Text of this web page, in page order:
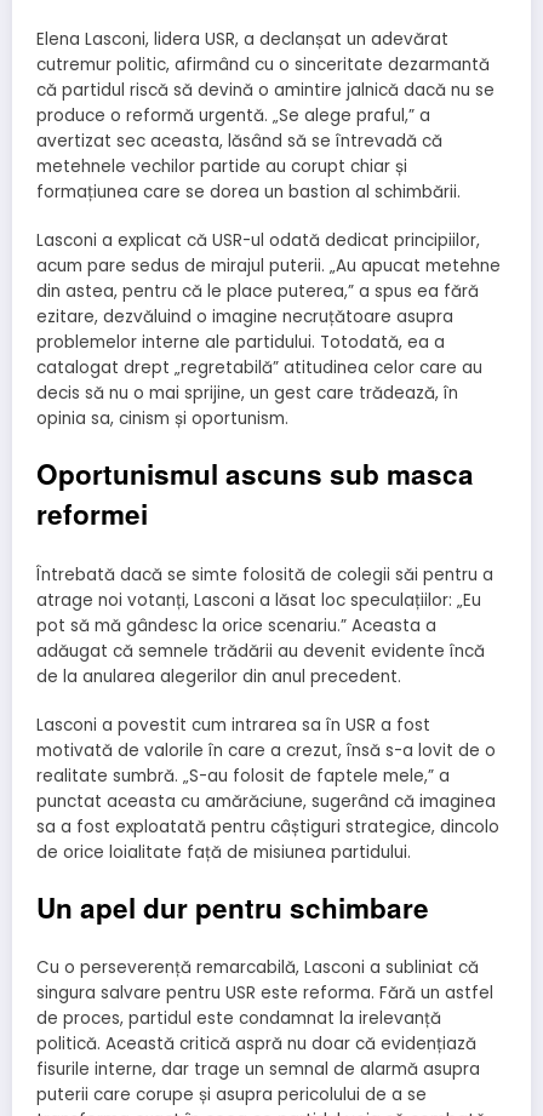
Elena Lasconi, lidera USR, a declanșat un adevărat
cutremur politic, afirmând cu o sinceritate dezarmantă
că partidul riscă să devină o amintire jalnică dacă nu se
produce o reformă urgentă. „Se alege praful,” a
avertizat sec aceasta, lăsând să se întrevadă că
metehnele vechilor partide au corupt chiar și
formațiunea care se dorea un bastion al schimbării.
Lasconi a explicat că USR-ul odată dedicat principiilor,
acum pare sedus de mirajul puterii. „Au apucat metehne
din astea, pentru că le place puterea,” a spus ea fără
ezitare, dezvăluind o imagine necruțătoare asupra
problemelor interne ale partidului. Totodată, ea a
catalogat drept „regretabilă” atitudinea celor care au
decis să nu o mai sprijine, un gest care trădează, în
opinia sa, cinism și oportunism.
Oportunismul ascuns sub masca
reformei
Întrebată dacă se simte folosită de colegii săi pentru a
atrage noi votanți, Lasconi a lăsat loc speculațiilor: „Eu
pot să mă gândesc la orice scenariu.” Aceasta a
adăugat că semnele trădării au devenit evidente încă
de la anularea alegerilor din anul precedent.
Lasconi a povestit cum intrarea sa în USR a fost
motivată de valorile în care a crezut, însă s-a lovit de o
realitate sumbră. „S-au folosit de faptele mele,” a
punctat aceasta cu amărăciune, sugerând că imaginea
sa a fost exploatată pentru câștiguri strategice, dincolo
de orice loialitate față de misiunea partidului.
Un apel dur pentru schimbare
Cu o perseverență remarcabilă, Lasconi a subliniat că
singura salvare pentru USR este reforma. Fără un astfel
de proces, partidul este condamnat la irelevanță
politică. Această critică aspră nu doar că evidențiază
fisurile interne, dar trage un semnal de alarmă asupra
puterii care corupe și asupra pericolului de a se